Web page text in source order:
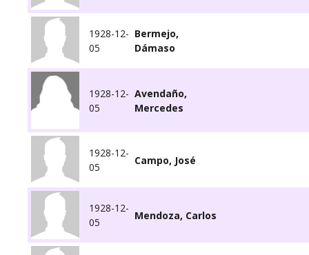
1928-12-
05
Bermejo,
Dámaso
1928-12-
05
Avendaño,
Mercedes
1928-12-
05
Campo, José
1928-12-
05
Mendoza, Carlos